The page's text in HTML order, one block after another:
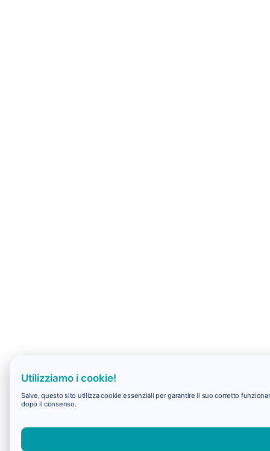
Utilizziamo i cookie!
Salve, questo sito utilizza cookie essenziali per garantire il suo corretto
dopo il consenso.